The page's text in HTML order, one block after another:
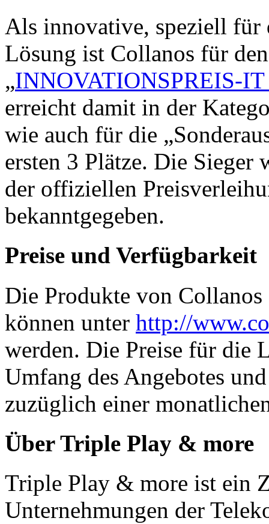
Als innovative, speziell für
Lösung ist Collanos für
„INNOVATIONSPREIS-IT
erreicht damit in der
wie auch für die
ersten 3 Plätze. Die Sieger
der offiziellen
bekanntgegeben.
Preise und Verfügbarkeit
Die Produkte von
können unter http://
werden. Die Preise für die
Umfang des Angebotes
zuzüglich einer
Über Triple Play & more
Triple Play & more ist ein
Unternehmungen der